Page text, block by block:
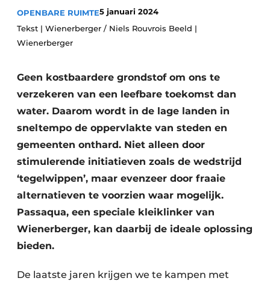
Vacatures
Video’s
OPENBARE RUIMTE5 januari 2024
Tekst | Wienerberger / Niels Rouvrois Beeld |
Wienerberger
Geen kostbaardere grondstof om ons te
verzekeren van een leefbare toekomst dan
water. Daarom wordt in de lage landen in
sneltempo de oppervlakte van steden en
gemeenten onthard. Niet alleen door
stimulerende initiatieven zoals de wedstrijd
‘tegelwippen’, maar evenzeer door fraaie
alternatieven te voorzien waar mogelijk.
Passaqua, een speciale kleiklinker van
Wienerberger, kan daarbij de ideale oplossing
bieden.
De laatste jaren krijgen we te kampen met